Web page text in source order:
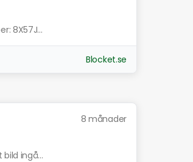
8X57J...
Blocket.se
8 månader
ingå...